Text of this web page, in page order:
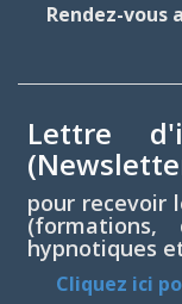
Rendez-vous
Lettre
pour recevoir
(formations,
hypnotiques
Cliquez ici